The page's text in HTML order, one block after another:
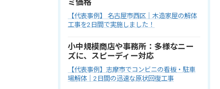
ミ価格
【代表事例】 名古屋市西区｜木造家屋の解体
工事を2日間で実施しました！
小中規模商店や事務所：多様なニー
ズに、スピーディー対応
【代表事例】志摩市でコンビニの看板・駐車
場解体｜2日間の迅速な原状回復工事